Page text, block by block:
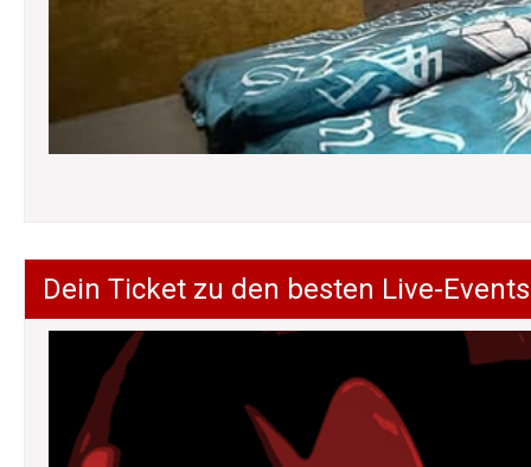
Dein Ticket zu den besten Live-Events